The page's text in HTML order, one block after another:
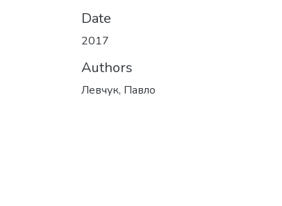
Date
2017
Authors
Левчук, Павло